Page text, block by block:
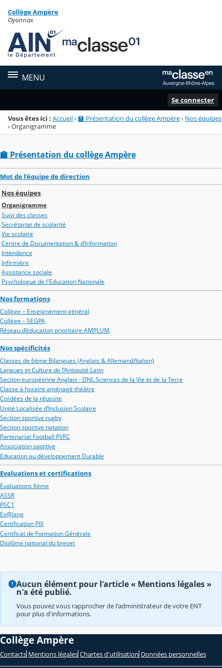
Menu de la rubrique
Contenu
Collège Ampère
Oyonnax
MENU
Se connecter
Vous êtes ici : Accueil›🏫 Présentation du collège Ampère› Nos équipes
›Organigramme
🏫 Présentation du collège Ampère
Mot de l'équipe de direction
Nos équipes
Organigramme
Suivi des classes
Secrétariat de scolarité
Vie scolaire
Centre de Documentation & d’Information
Intendance
Infirmière
Assistance sociale
Psychologue de l'Education Nationale
Nos formations
Collège – Enseignement général
Collège – SEGPA
Réseau d’éducation prioritaire AMPLUM
Nos spécificités
Classes de 6ème Bilangues (Anglais & Allemand/Italien)
Langues et Culture de l’Antiquité Latin
Section européenne Anglais - DNL Sciences de la Vie et de la Terre
Classe à horaire aménagé théâtre
Cordées de la réussite
Unité Localisée d’Inclusion Scolaire
Section sportive rugby
Section sportive natation
Partenariat Football PVFC
Association sportive
Education au développement Durable
Evaluations et certifications
Evaluations 6ème
ASSR
PSC1
Ev@lang
Certification PIX
Certificat de Formation Générale
Diplôme national du brevet
Aucun élément pour l'article « Mentions légales »
n'a été publié.
Vous pouvez vous rapprocher de l'administrateur de votre ENT
pour plus d'informations.
Collège Ampère
Contacts Mentions légales Chartes d'utilisation Données personnelles